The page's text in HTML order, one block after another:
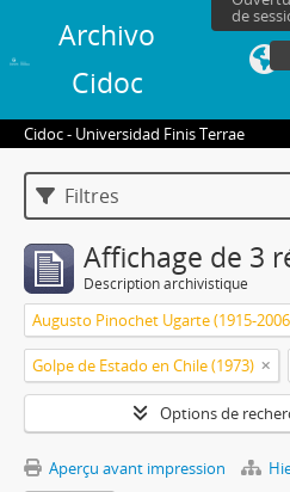
Archivo
Cidoc
de
Cidoc - Universidad Finis Terrae
Filtres
Affichage de 3
Description archivistique
Augusto Pinochet Ugarte (1915-
Golpe de Estado en Chile (1973)
Options de
Aperçu avant impression